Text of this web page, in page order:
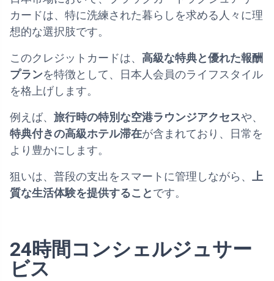
カードは、特に洗練された暮らしを求める人々に理
想的な選択肢です。
このクレジットカードは、 高級な特典と優れた報酬
プランを特徴として、日本人会員のライフスタイル
を格上げします。
例えば、 旅行時の特別な空港ラウンジアクセスや、
特典付きの高級ホテル滞在が含まれており、日常を
より豊かにします。
狙いは、普段の支出をスマートに管理しながら、
上
質な生活体験を提供すること です。
24時間コンシェルジュサー
ビス